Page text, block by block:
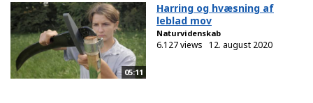
05:11
Harring og hvæsning af
leblad mov
Naturvidenskab
6.127 views 12. august 2020